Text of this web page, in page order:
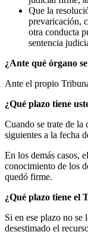
Que la
prevaricación,
otra conducta
sentencia
¿Ante qué órgano
Ante el propio
¿Qué plazo tiene
Cuando se trate de la
siguientes a la fecha
En los demás casos,
conocimiento de los
quedó firme.
¿Qué plazo tiene el
Si en ese plazo no
desestimado el